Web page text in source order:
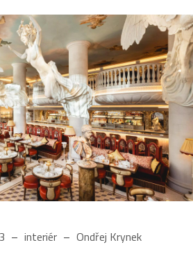
interiér Ondřej Krynek